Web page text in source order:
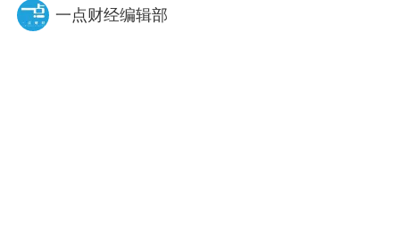
一点财经编辑部